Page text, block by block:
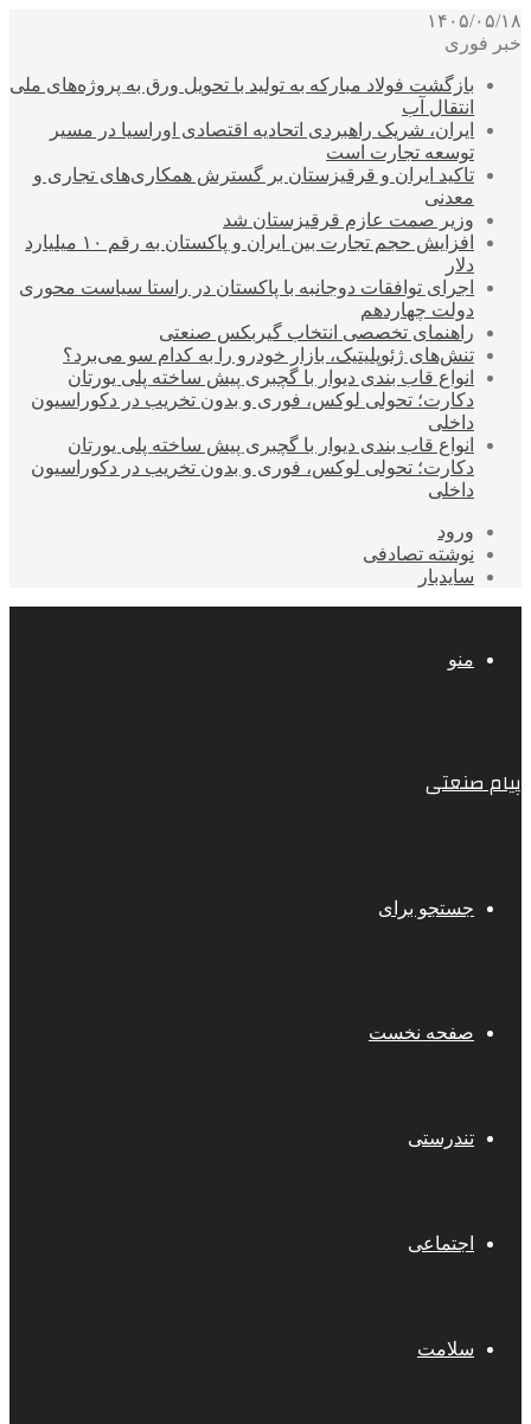
۱۴۰۵/۰۵/۱۸
خبر فوری
بازگشت فولاد مبارکه به تولید با تحویل ورق به پروژه‌های ملی
انتقال آب
ایران، شریک راهبردی اتحادیه اقتصادی اوراسیا در مسیر
توسعه تجارت است
تاکید ایران و قرقیزستان بر گسترش همکاری‌های تجاری و
معدنی
وزیر صمت عازم قرقیزستان شد
افزایش حجم تجارت بین ایران و پاکستان به رقم ۱۰ میلیارد
دلار
اجرای توافقات دوجانبه با پاکستان در راستا سیاست محوری
دولت چهاردهم
راهنمای تخصصی انتخاب گیربکس صنعتی
تنش‌های ژئوپلیتیک، بازار خودرو را به کدام سو می‌برد؟
انواع قاب بندی دیوار با گچبری پیش ساخته پلی یورتان
دکارت؛ تحولی لوکس، فوری و بدون تخریب در دکوراسیون
داخلی
انواع قاب بندی دیوار با گچبری پیش ساخته پلی یورتان
دکارت؛ تحولی لوکس، فوری و بدون تخریب در دکوراسیون
داخلی
ورود
نوشته تصادفی
سایدبار
منو
پیام صنعتی
جستجو برای
صفحه نخست
تندرستی
اجتماعی
سلامت